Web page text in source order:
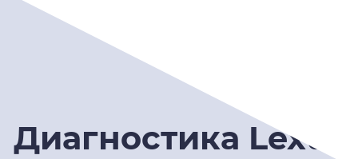
Диагностика Lexus